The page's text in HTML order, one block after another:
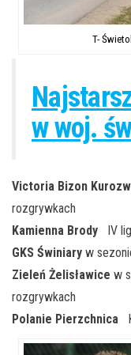
T-
w woj.
Victoria Bizon
rozgrywkach
Kamienna Brody
IV
GKS Świniary w
Zieleń Żelisławice w
rozgrywkach
Polanie Pierzchnica